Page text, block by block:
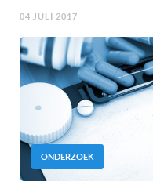
04 JULI 2017
ONDERZOEK